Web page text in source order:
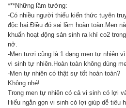
***Những lầm tưởng:
-Có nhiều người thiếu kiến thức tuyên
độc hại.Điều đó sai lầm hoàn toàn.Men
khuẩn hoạt động sản sinh ra khí co2
nở.
-Men tươi cũng là 1 dạng men tự nhiên
vi sinh tự nhiên.Hoàn toàn không dùng
-Men tự nhiên có thật sự tốt hoàn toàn?
Không nhé!
Trong men tự nhiên có cả vi sinh có lợi
Hiểu ngắn gọn vi sinh có lợi giúp dễ tiêu